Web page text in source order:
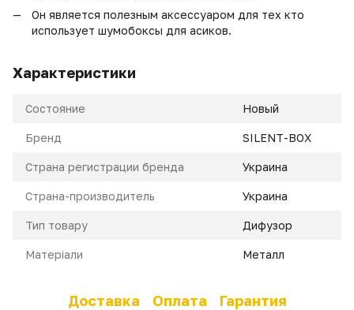
Он является полезным аксессуаром для тех кто
использует шумобоксы для асиков.
Характеристики
Состояние Новый
Бренд SILENT-BOX
Страна регистрации бренда Украина
Страна-производитель Украина
Тип товару Дифузор
Матеріали Металл
Доставка Оплата Гарантия